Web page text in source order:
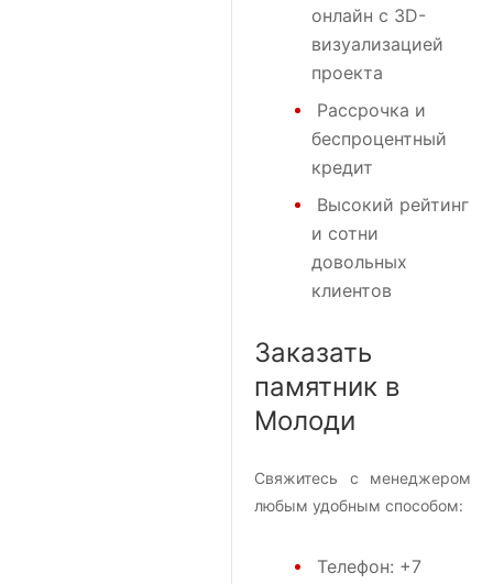
онлайн с 3D-
визуализацией
проекта
Рассрочка и
беспроцентный
кредит
Высокий рейтинг
и сотни
довольных
клиентов
Заказать
памятник в
Молоди
Свяжитесь с менеджером
любым удобным способом:
Телефон: +7